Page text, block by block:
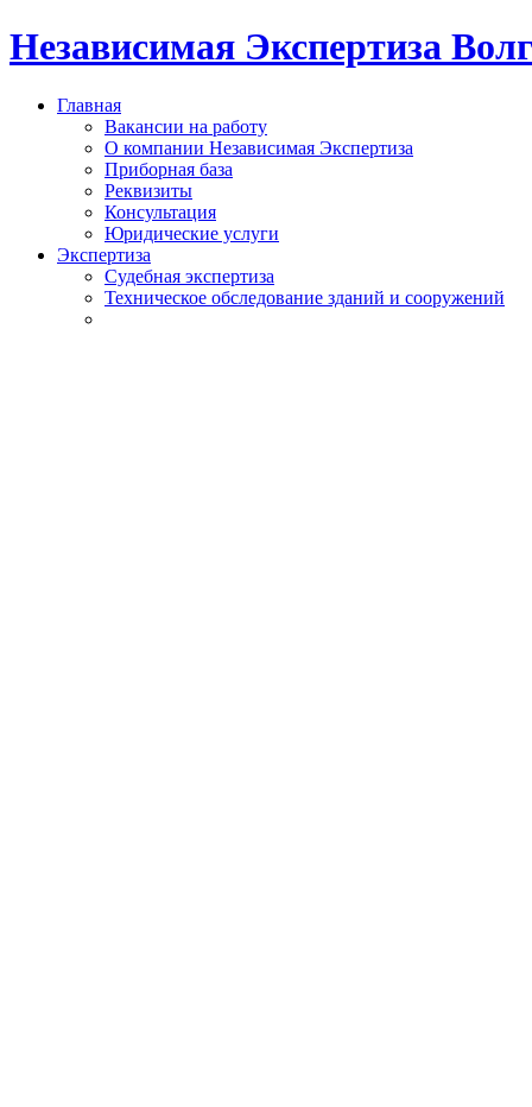
Независимая Экспертиза
Главная
Вакансии на работу
О компании Независимая Экспертиза
Приборная база
Реквизиты
Консультация
Юридические услуги
Экспертиза
Судебная экспертиза
Техническое обследование зданий и сооружений